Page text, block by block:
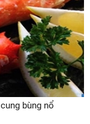
bùng nổ